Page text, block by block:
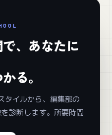
、あなたに
る。
タイルから、編集部の
診断します。所要時間